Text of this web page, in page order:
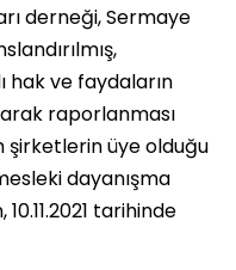
derneği, Sermaye
hak ve faydaların
raporlanması
şirketlerin üye olduğu
dayanışma
tarihinde